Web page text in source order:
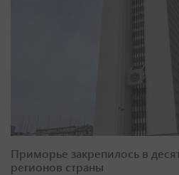
Приморье закрепилось в
регионов страны